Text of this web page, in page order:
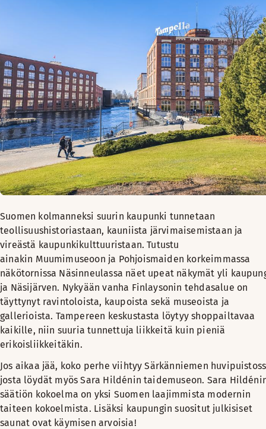
Suomen kolmanneksi suurin kaupunki tunnetaan
teollisuushistoriastaan, kauniista järvimaisemistaan ja
vireästä kaupunkikulttuuristaan. Tutustu
ainakin Muumimuseoon ja Pohjoismaiden korkeimmassa
näkötornissa Näsinneulassa näet upeat näkymät yli
ja Näsijärven. Nykyään vanha Finlaysonin tehdasalue on
täyttynyt ravintoloista, kaupoista sekä museoista ja
gallerioista. Tampereen keskustasta löytyy shoppailtavaa
kaikille, niin suuria tunnettuja liikkeitä kuin pieniä
erikoisliikkeitäkin.
Jos aikaa jää, koko perhe viihtyy Särkänniemen
josta löydät myös Sara Hildénin taidemuseon. Sara
säätiön kokoelma on yksi Suomen laajimmista modernin
taiteen kokoelmista. Lisäksi kaupungin suositut julkisiset
saunat ovat käymisen arvoisia!